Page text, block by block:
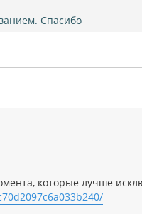
Спасибо
которые лучше